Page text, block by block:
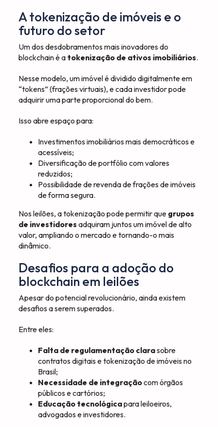
A tokenização de imóveis e o
futuro do setor
Um dos desdobramentos mais inovadores do
blockchain é a tokenização de ativos imobiliários.
Nesse modelo, um imóvel é dividido digitalmente em
“tokens” (frações virtuais), e cada investidor pode
adquirir uma parte proporcional do bem.
Isso abre espaço para:
Investimentos imobiliários mais democráticos e
acessíveis;
Diversificação de portfólio com valores
reduzidos;
Possibilidade de revenda de frações de imóveis
de forma segura.
Nos leilões, a tokenização pode permitir que grupos
de investidores adquiram juntos um imóvel de alto
valor, ampliando o mercado e tornando-o mais
dinâmico.
Desafios para a adoção do
blockchain em leilões
Apesar do potencial revolucionário, ainda existem
desafios a serem superados.
Entre eles:
Falta de regulamentação clarasobre
contratos digitais e tokenização de imóveis no
Brasil;
Necessidade de integraçãocom órgãos
públicos e cartórios;
Educação tecnológicapara leiloeiros,
advogados e investidores.